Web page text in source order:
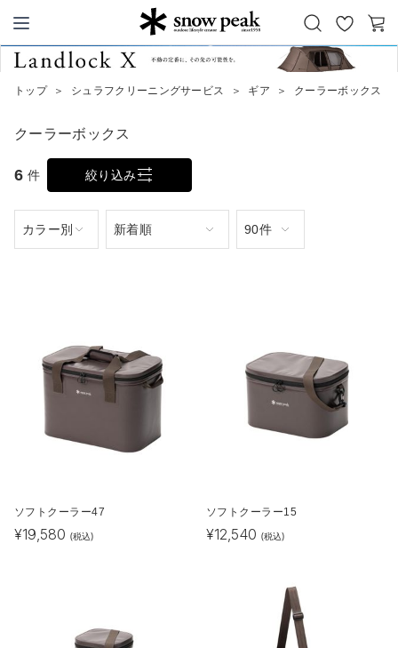
Snow Peak
お
気
に
カ
トップ ＞ シュラフクリーニングサービス ＞ ギア ＞ クーラーボックス
クーラーボックス
6 件 絞り込み
ソフトクーラー47
¥19,580 (税込)
ソフトクーラー15
¥12,540 (税込)